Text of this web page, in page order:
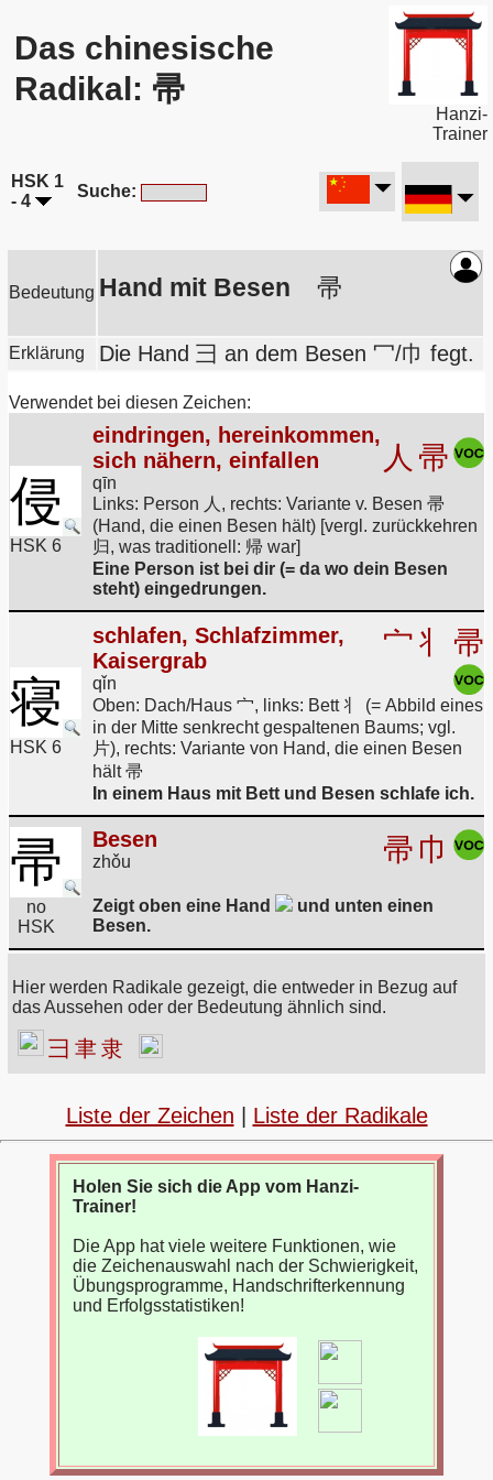
Das chinesische
Radikal: 帚
Hanzi-
Trainer
HSK 1
- 4
Suche:
Bedeutung Hand mit Besen 帚
Erklärung Die Hand 彐 an dem Besen 冖/巾 fegt.
Verwendet bei diesen Zeichen:
侵
HSK 6
eindringen, hereinkommen,
sich nähern, einfallen
qīn
人 帚
Links: Person 人, rechts: Variante v. Besen 帚
(Hand, die einen Besen hält) [vergl. zurückkehren
归, was traditionell: 帰 war]
Eine Person ist bei dir (= da wo dein Besen
steht) eingedrungen.
寝
HSK 6
schlafen, Schlafzimmer,
Kaisergrab
qǐn
宀丬 帚
Oben: Dach/Haus 宀, links: Bett 丬 (= Abbild eines
in der Mitte senkrecht gespaltenen Baums; vgl.
片), rechts: Variante von Hand, die einen Besen
hält 帚
In einem Haus mit Bett und Besen schlafe ich.
帚
no
HSK
Besen
zhǒu 帚 巾
Zeigt oben eine Hand
und unten einen
Besen.
Hier werden Radikale gezeigt, die entweder in Bezug auf
das Aussehen oder der Bedeutung ähnlich sind.
彐 聿隶
Liste der Zeichen Liste der Radikale
Holen Sie sich die App vom Hanzi-
Trainer!
Die App hat viele weitere Funktionen, wie
die Zeichenauswahl nach der Schwierigkeit,
Übungsprogramme, Handschrifterkennung
und Erfolgsstatistiken!